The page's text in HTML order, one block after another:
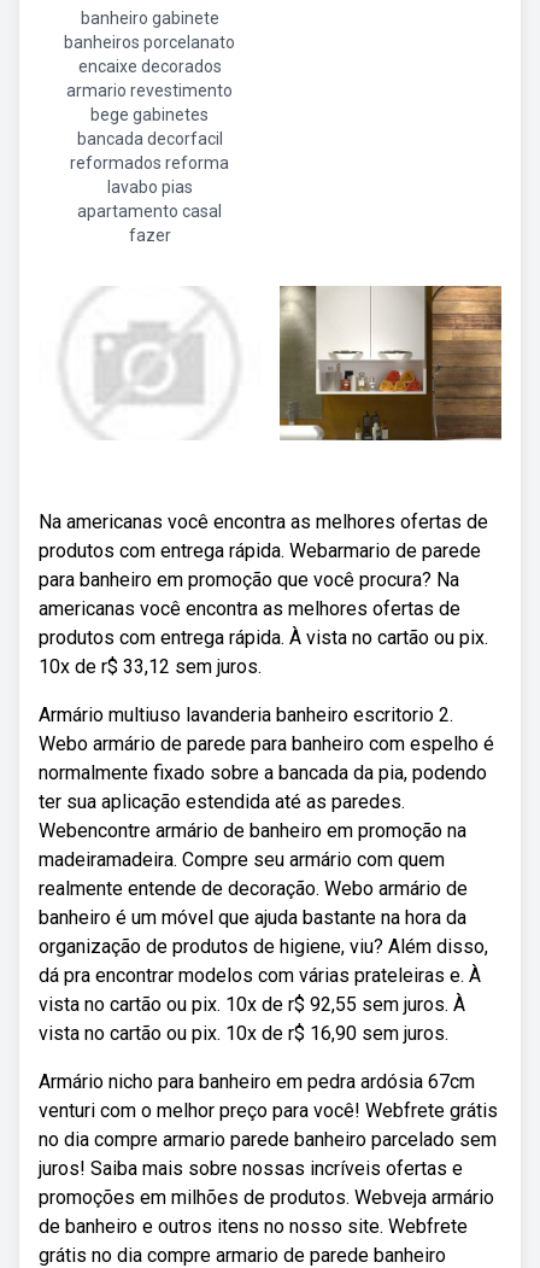
banheiro gabinete
banheiros porcelanato
encaixe decorados
armario revestimento
bege gabinetes
bancada decorfacil
reformados reforma
lavabo pias
apartamento casal
fazer
Na americanas você encontra as melhores ofertas de
produtos com entrega rápida. Webarmario de parede
para banheiro em promoção que você procura? Na
americanas você encontra as melhores ofertas de
produtos com entrega rápida. À vista no cartão ou pix.
10x de r$ 33,12 sem juros.
Armário multiuso lavanderia banheiro escritorio 2.
Webo armário de parede para banheiro com espelho é
normalmente fixado sobre a bancada da pia, podendo
ter sua aplicação estendida até as paredes.
Webencontre armário de banheiro em promoção na
madeiramadeira. Compre seu armário com quem
realmente entende de decoração. Webo armário de
banheiro é um móvel que ajuda bastante na hora da
organização de produtos de higiene, viu? Além disso,
dá pra encontrar modelos com várias prateleiras e. À
vista no cartão ou pix. 10x de r$ 92,55 sem juros. À
vista no cartão ou pix. 10x de r$ 16,90 sem juros.
Armário nicho para banheiro em pedra ardósia 67cm
venturi com o melhor preço para você! Webfrete grátis
no dia compre armario parede banheiro parcelado sem
juros! Saiba mais sobre nossas incríveis ofertas e
promoções em milhões de produtos. Webveja armário
de banheiro e outros itens no nosso site. Webfrete
grátis no dia compre armario de parede banheiro